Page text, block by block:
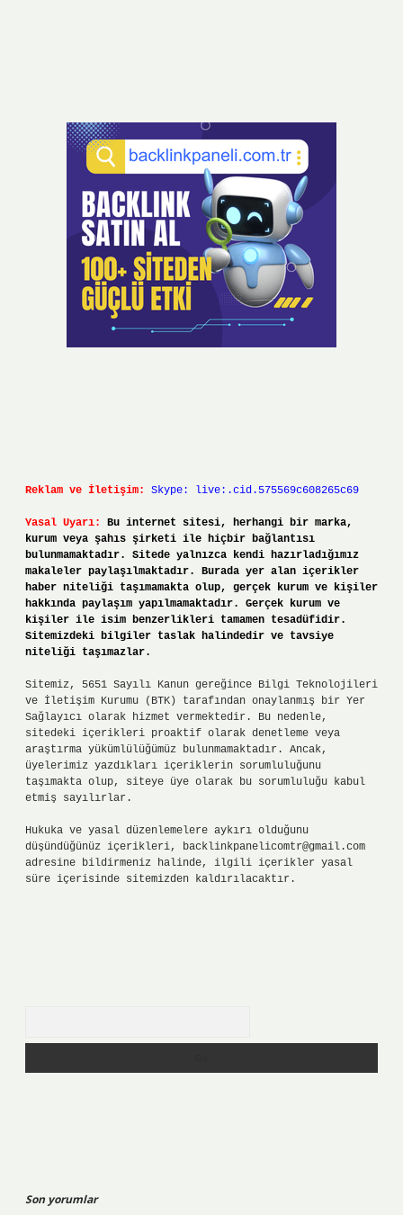
Reklam ve İletişim: Skype: live:.cid.575569c608265c69
Yasal Uyarı:
Bu internet sitesi, herhangi bir marka,
kurum veya şahıs şirketi ile hiçbir bağlantısı
bulunmamaktadır. Sitede yalnızca kendi hazırladığımız
makaleler paylaşılmaktadır. Burada yer alan içerikler
haber niteliği taşımamakta olup, gerçek kurum ve kişiler
hakkında paylaşım yapılmamaktadır. Gerçek kurum ve
kişiler ile isim benzerlikleri tamamen tesadüfidir.
Sitemizdeki bilgiler taslak halindedir ve tavsiye
niteliği taşımazlar.
Sitemiz, 5651 Sayılı Kanun gereğince Bilgi Teknolojileri
ve İletişim Kurumu (BTK) tarafından onaylanmış bir Yer
Sağlayıcı olarak hizmet vermektedir. Bu nedenle,
sitedeki içerikleri proaktif olarak denetleme veya
araştırma yükümlülüğümüz bulunmamaktadır. Ancak,
üyelerimiz yazdıkları içeriklerin sorumluluğunu
taşımakta olup, siteye üye olarak bu sorumluluğu kabul
etmiş sayılırlar.
Hukuka ve yasal düzenlemelere aykırı olduğunu
düşündüğünüz içerikleri, backlinkpanelicomtr@gmail.com
adresine bildirmeniz halinde, ilgili içerikler yasal
süre içerisinde sitemizden kaldırılacaktır.
Son yorumlar